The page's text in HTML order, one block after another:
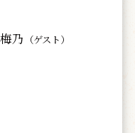
乃 （ゲスト）